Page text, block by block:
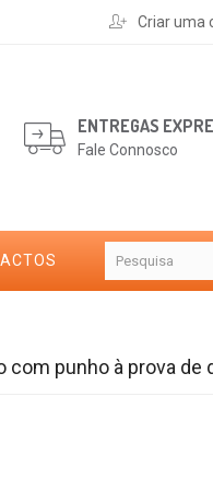
Criar uma
ENTREGAS
Fale Connosco
com punho à prova de